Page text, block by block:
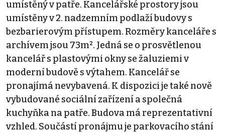
umístěný v patře. Kancelářské prostory jsou
umístěny v 2. nadzemním podlaží budovy s
bezbarierovým přístupem. Rozměry kanceláře s
archívem jsou 73m². Jedná se o prosvětlenou
kancelář s plastovými okny se žaluziemi v
moderní budově s výtahem. Kancelář se
pronajímá nevybavená. K dispozici je také nově
vybudované sociální zařízení a společná
kuchyňka na patře. Budova má reprezentativní
vzhled. Součástí pronájmu je parkovacího stání